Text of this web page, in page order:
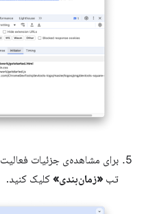
برای مشاهده‌ی جزئیات
تب «زمان‌بندی» کلیک کنید.